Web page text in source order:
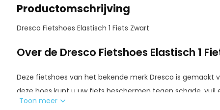
Productomschrijving
Dresco Fietshoes Elastisch 1 Fiets Zwart
Over de Dresco Fietshoes Elastisch 1
Deze fietshoes van het bekende merk Dresco is gemaakt
deze hoes kunt u uw fiets beschermen tegen schade, vuil
De fietshoes past om elke fiets doormiddel van het
Toon meer